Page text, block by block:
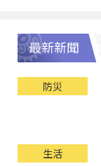
最新新聞
防災
生活